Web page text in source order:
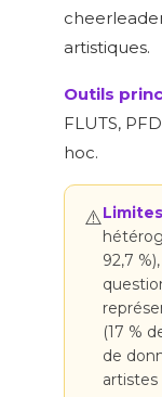
artistiques.
Outils
FLUTS,
hoc.
⚠️
92,7
(17 %
de
artistes